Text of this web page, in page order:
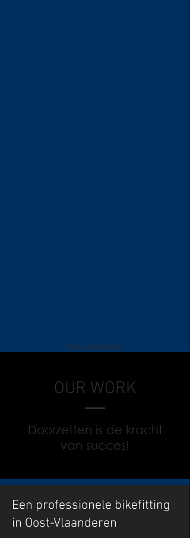
Meer weergeven
OUR WORK
Doorzetten is de kracht
van succes!
Een professionele bikefitting
in Oost-Vlaanderen